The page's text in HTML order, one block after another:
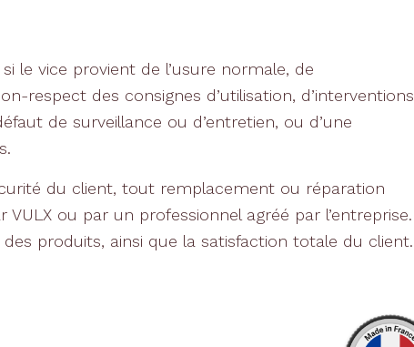
le vice provient de l’usure normale, de
respect des consignes d’utilisation, d’interventions
de surveillance ou d’entretien, ou d’une
du client, tout remplacement ou réparation
ou par un professionnel agréé par l’entreprise.
produits, ainsi que la satisfaction totale du client.